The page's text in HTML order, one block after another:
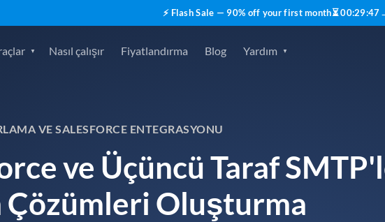
⚡ Flash Sale — 90% off your first month⏳00:29:46
Nasıl çalışır Fiyatlandırma Blog Yardım
VE SALESFORCE ENTEGRASYONU
ve Üçüncü Taraf
Çözümleri Oluşturma